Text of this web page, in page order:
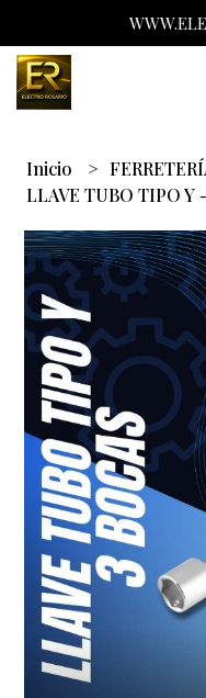
Inicio
LLAVE TUBO TIPO Y